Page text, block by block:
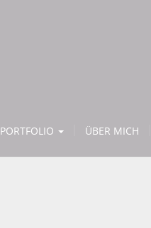
PORTFOLIO ÜBER MICH